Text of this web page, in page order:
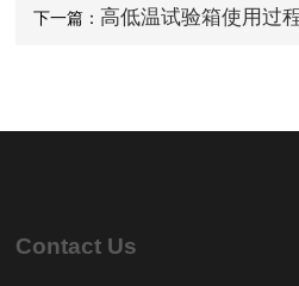
下一篇： 高低温试验箱使用过
Contact Us